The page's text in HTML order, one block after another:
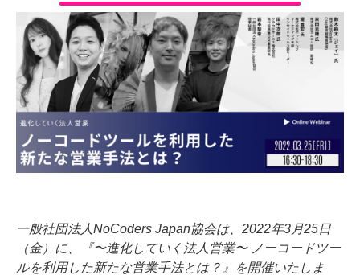
ノーコードコラム
一般社団法人NoCoders Japan協会は、2022年3月25日
（金）に、『〜進化していく法人営業〜 ノーコードツー
ルを利用した新たな営業手法とは？』を開催いたしま